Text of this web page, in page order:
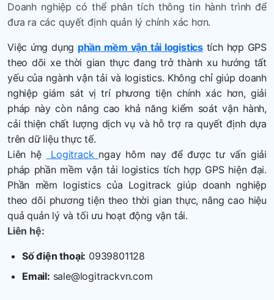
Doanh nghiệp có thể phân tích thông tin hành trình để
đưa ra các quyết định quản lý chính xác hơn.
Việc ứng dụng phần mềm vận tải logistics tích hợp GPS
theo dõi xe thời gian thực đang trở thành xu hướng tất
yếu của ngành vận tải và logistics. Không chỉ giúp doanh
nghiệp giám sát vị trí phương tiện chính xác hơn, giải
pháp này còn nâng cao khả năng kiểm soát vận hành,
cải thiện chất lượng dịch vụ và hỗ trợ ra quyết định dựa
trên dữ liệu thực tế.
Liên hệ
Logitrack ngay hôm nay để được tư vấn giải
pháp phần mềm vận tải logistics tích hợp GPS hiện đại.
Phần mềm logistics của Logitrack giúp doanh nghiệp
theo dõi phương tiện theo thời gian thực, nâng cao hiệu
quả quản lý và tối ưu hoạt động vận tải.
Liên hệ:
Số điện thoại: 0939801128
Email: sale@logitrackvn.com